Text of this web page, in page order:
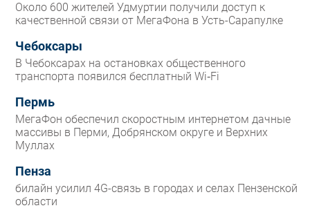
Около 600 жителей Удмуртии получили доступ к
качественной связи от МегаФона в Усть-Сарапулке
Чебоксары
В Чебоксарах на остановках общественного
транспорта появился бесплатный Wi‑Fi
Пермь
МегаФон обеспечил скоростным интернетом дачные
массивы в Перми, Добрянском округе и Верхних
Муллах
Пенза
билайн усилил 4G-связь в городах и селах Пензенской
области